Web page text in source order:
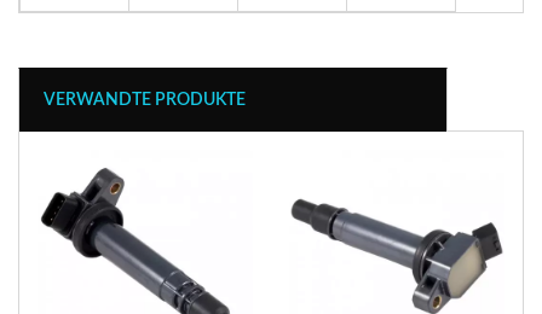
VERWANDTE PRODUKTE